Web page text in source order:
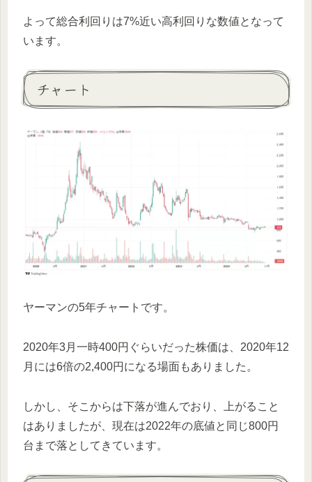
よって総合利回りは7%近い高利回りな数値となって
います。
チャート
ヤーマンの5年チャートです。
2020年3月一時400円ぐらいだった株価は、2020年12
月には6倍の2,400円になる場面もありました。
しかし、そこからは下落が進んでおり、上がること
はありましたが、現在は2022年の底値と同じ800円
台まで落としてきています。